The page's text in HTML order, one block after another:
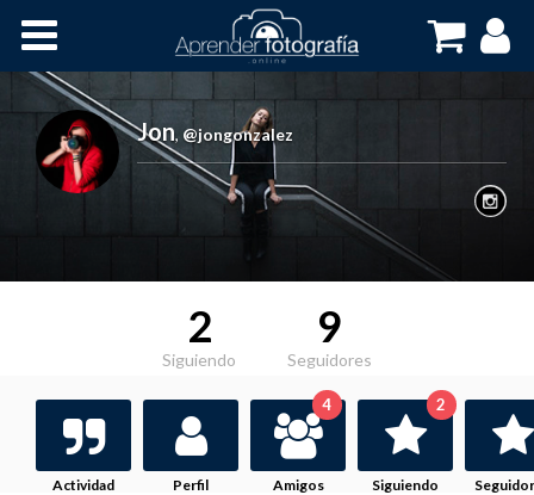
Cursos OnLine
Jon, @jongonzalez
2
Siguiendo
9
Seguidores
Actividad Perfil Amigos
4
Siguiendo
2